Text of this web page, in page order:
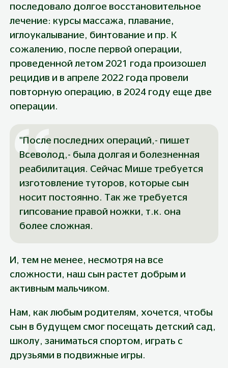
последовало долгое восстановительное
лечение: курсы массажа, плавание,
иглоукалывание, бинтование и пр. К
сожалению, после первой операции,
проведенной летом 2021 года произошел
рецидив и в апреле 2022 года провели
повторную операцию, в 2024 году еще две
операции.
"После последних операций,- пишет
Всеволод,- была долгая и болезненная
реабилитация. Сейчас Мише требуется
изготовление туторов, которые сын
носит постоянно. Так же требуется
гипсование правой ножки, т.к. она
более сложная.
И, тем не менее, несмотря на все
сложности, наш сын растет добрым и
активным мальчиком.
Нам, как любым родителям, хочется, чтобы
сын в будущем смог посещать детский сад,
школу, заниматься спортом, играть с
друзьями в подвижные игры.